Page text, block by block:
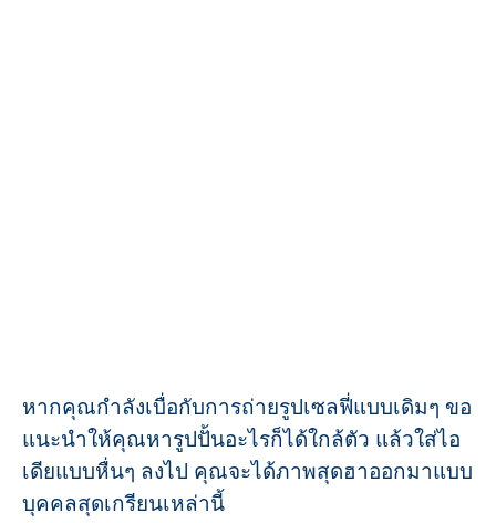
หากคุณกำลังเบื่อกับการถ่ายรูปเซลฟี่แบบเดิมๆ ขอ
แนะนำให้คุณหารูปปั้นอะไรก็ได้ใกล้ตัว แล้วใส่ไอ
เดียแบบหื่นๆ ลงไป คุณจะได้ภาพสุดฮาออกมาแบบ
บุคคลสุดเกรียนเหล่านี้